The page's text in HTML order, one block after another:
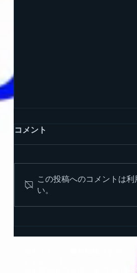
マイナビ就活直前フェア
コメント
この投稿へのコメントは
い。
福井県福井市南四ツ居2丁目1番4